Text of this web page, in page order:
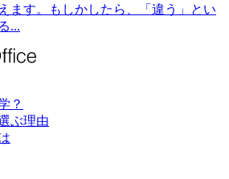
ます。もしかしたら、「違う」とい
...
？
ぶ理由